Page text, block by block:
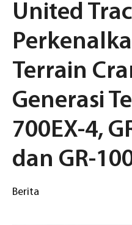
United
Terrain
Generasi
700EX-4,
dan GR-
Berita